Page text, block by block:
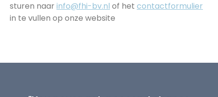
sturen naar info@fhi-bv.nl of het contactformulier
in te vullen op onze website